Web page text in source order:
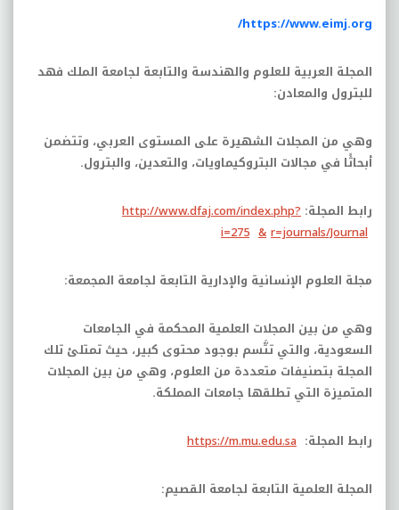
https://www.eimj.org/
المجلة العربية للعلوم والهندسة والتابعة لجامعة الملك فهد
للبترول والمعادن:
وهي من المجلات الشهيرة على المستوى العربي، وتتضمن
أبحاثًا في مجالات البتروكيماويات، والتعدين، والبترول.
رابط المجلة: http://www.dfaj.com/index.php?
r=journals/Journal
&
i=275
مجلة العلوم الإنسانية والإدارية التابعة لجامعة المجمعة:
وهي من بين المجلات العلمية المحكمة في الجامعات
السعودية، والتي تتَّسم بوجود محتوى كبير، حيث تمتلئ تلك
المجلة بتصنيفات متعددة من العلوم، وهي من بين المجلات
المتميزة التي تطلقها جامعات المملكة.
رابط المجلة: https://m.mu.edu.sa
المجلة العلمية التابعة لجامعة القصيم: